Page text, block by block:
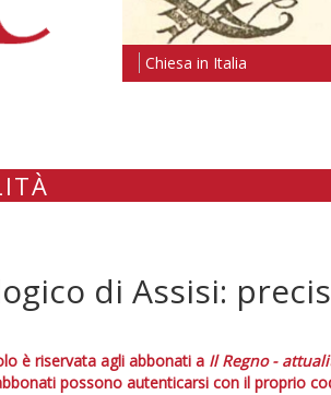
Chiesa in Italia
di Assisi:
è riservata agli abbonati a Il Regno -
possono autenticarsi con il proprio